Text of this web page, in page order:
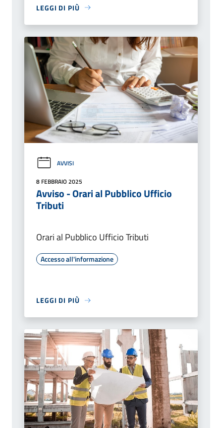
LEGGI DI PIÙ
AVVISI
8 FEBBRAIO 2025
Avviso - Orari al Pubblico Ufficio
Tributi
Orari al Pubblico Ufficio Tributi
Accesso all'informazione
LEGGI DI PIÙ